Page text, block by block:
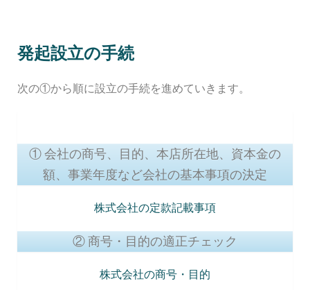
発起設立の手続
次の①から順に設立の手続を進めていきます。
① 会社の商号、目的、本店所在地、資本金の
額、事業年度など会社の基本事項の決定
株式会社の定款記載事項
② 商号・目的の適正チェック
株式会社の商号・目的